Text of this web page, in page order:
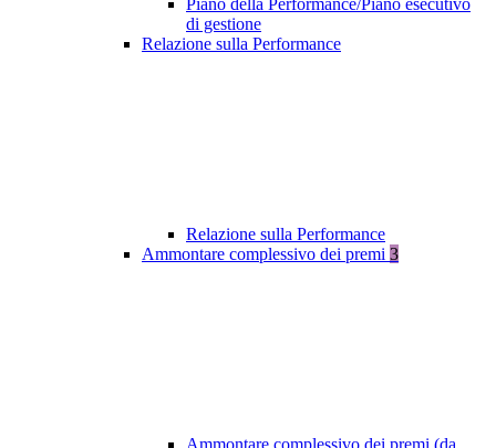
Piano della Performance/Piano esecutivo
di gestione
Relazione sulla Performance
Relazione sulla Performance
Ammontare complessivo dei premi 3